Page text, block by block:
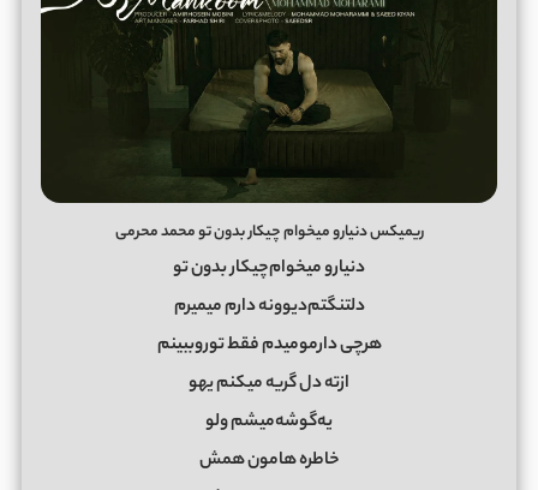
ریمیکس دنیارو میخوام چیکار بدون تو محمد محرمی
دنیارو میخوام‌چیکار بدون تو
دلتنگتم‌دیوونه دارم میمیرم
هرچی دارمو‌میدم فقط تورو‌ببینم
ازته دل گریه میکنم یهو
یه‌گوشه‌میشم ولو
خاطره هامون همش